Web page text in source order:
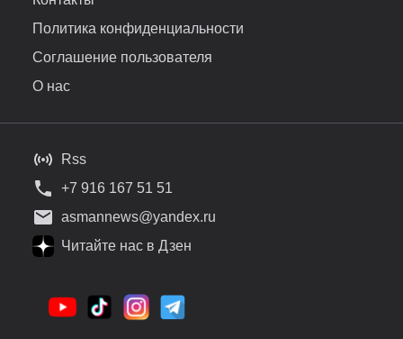
Политика конфиденциальности
Соглашение пользователя
О нас
Rss
+7 916 167 51 51
asmannews@yandex.ru
Читайте нас в Дзен